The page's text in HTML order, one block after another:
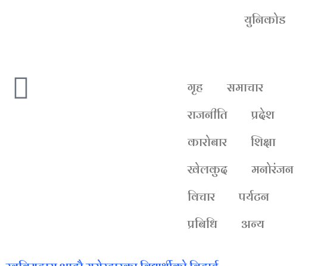
युनिकोड
गृह
समाचार
राजनीति
प्रदेश
कारोबार
शिक्षा
खेलकुद
मनोरंजन
विचार
पर्यटन
प्रबिधि
अन्य